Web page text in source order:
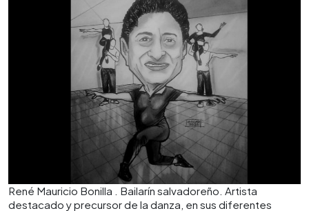
René Mauricio Bonilla . Bailarín salvadoreño. Artista
destacado y precursor de la danza, en sus diferentes